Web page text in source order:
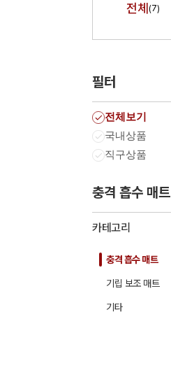
전체 (7)
필터
전체보기
국내상품
직구상품
충격 흡수 매트
카테고리
충격 흡수 매트
기립 보조 매트
기타